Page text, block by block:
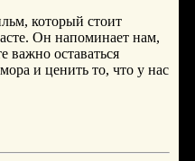
который стоит
Он напоминает нам,
важно оставаться
и ценить то, что у нас